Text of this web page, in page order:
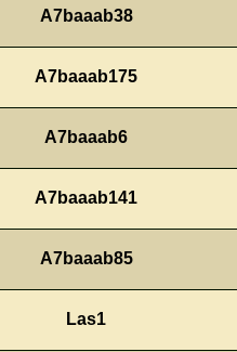
A7baaab38
A7baaab175
A7baaab6
A7baaab141
A7baaab85